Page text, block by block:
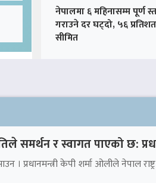
नेपालमा ६ महिनासम्म पूर्ण
गराउने दर घट्दो, ५६
सीमित
समर्थन र स्वागत पाएको छ:
। प्रधानमन्त्री केपी शर्मा ओलीले नेपाल राष्ट्र